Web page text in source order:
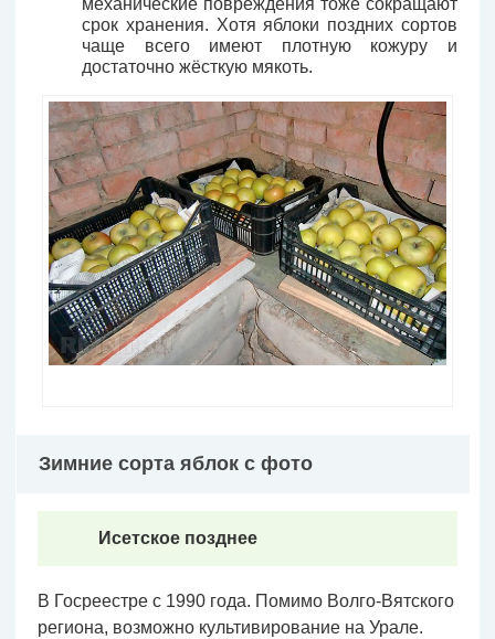
срок хранения. Хотя яблоки поздних сортов
чаще всего имеют плотную кожуру и
достаточно жёсткую мякоть.
Зимние сорта яблок с фото
Исетское позднее
В Госреестре с 1990 года. Помимо Волго-Вятского
региона, возможно культивирование на Урале.